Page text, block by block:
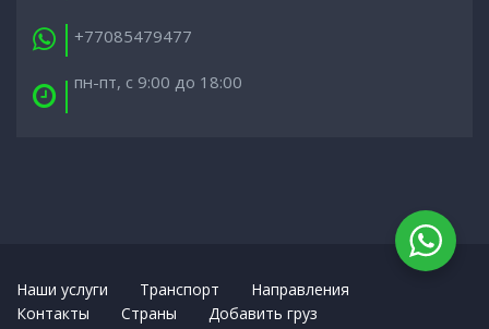
+77085479477
пн-пт, с 9:00 до 18:00
Наши услуги Транспорт
Направления
Контакты
Cтраны Добавить груз